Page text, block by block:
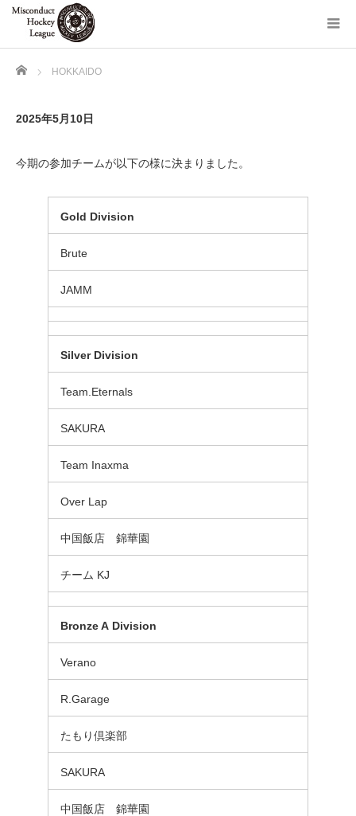
Home HOKKAIDO
2025年5月10日
今期の参加チームが以下の様に決まりました。
Gold Division
Brute
JAMM
Silver Division
Team.Eternals
SAKURA
Team Inaxma
Over Lap
中国飯店 錦華園
チーム KJ
Bronze A Division
Verano
R.Garage
たもり倶楽部
SAKURA
中国飯店 錦華園